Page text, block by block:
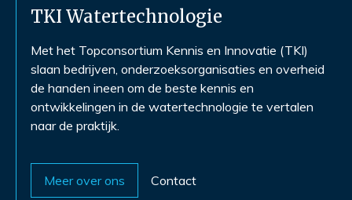
TKI Watertechnologie
Met het Topconsortium Kennis en Innovatie (TKI)
slaan bedrijven, onderzoeksorganisaties en overheid
de handen ineen om de beste kennis en
ontwikkelingen in de watertechnologie te vertalen
naar de praktijk.
Meer over ons Contact